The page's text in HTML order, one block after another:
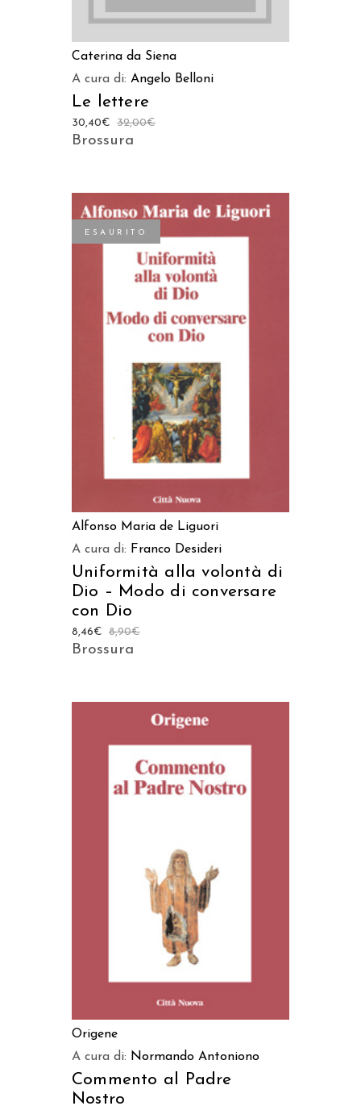
Caterina da Siena
A cura di: Angelo Belloni
Le lettere
32,00€
30,40€
Brossura
ESAURITO
Alfonso Maria de Liguori
A cura di: Franco Desideri
Uniformità alla volontà di
Dio – Modo di conversare
con Dio
8,90€
8,46€
Brossura
AGGIUNGI AL CARRELLO
Origene
A cura di: Normando Antoniono
Commento al Padre
Nostro